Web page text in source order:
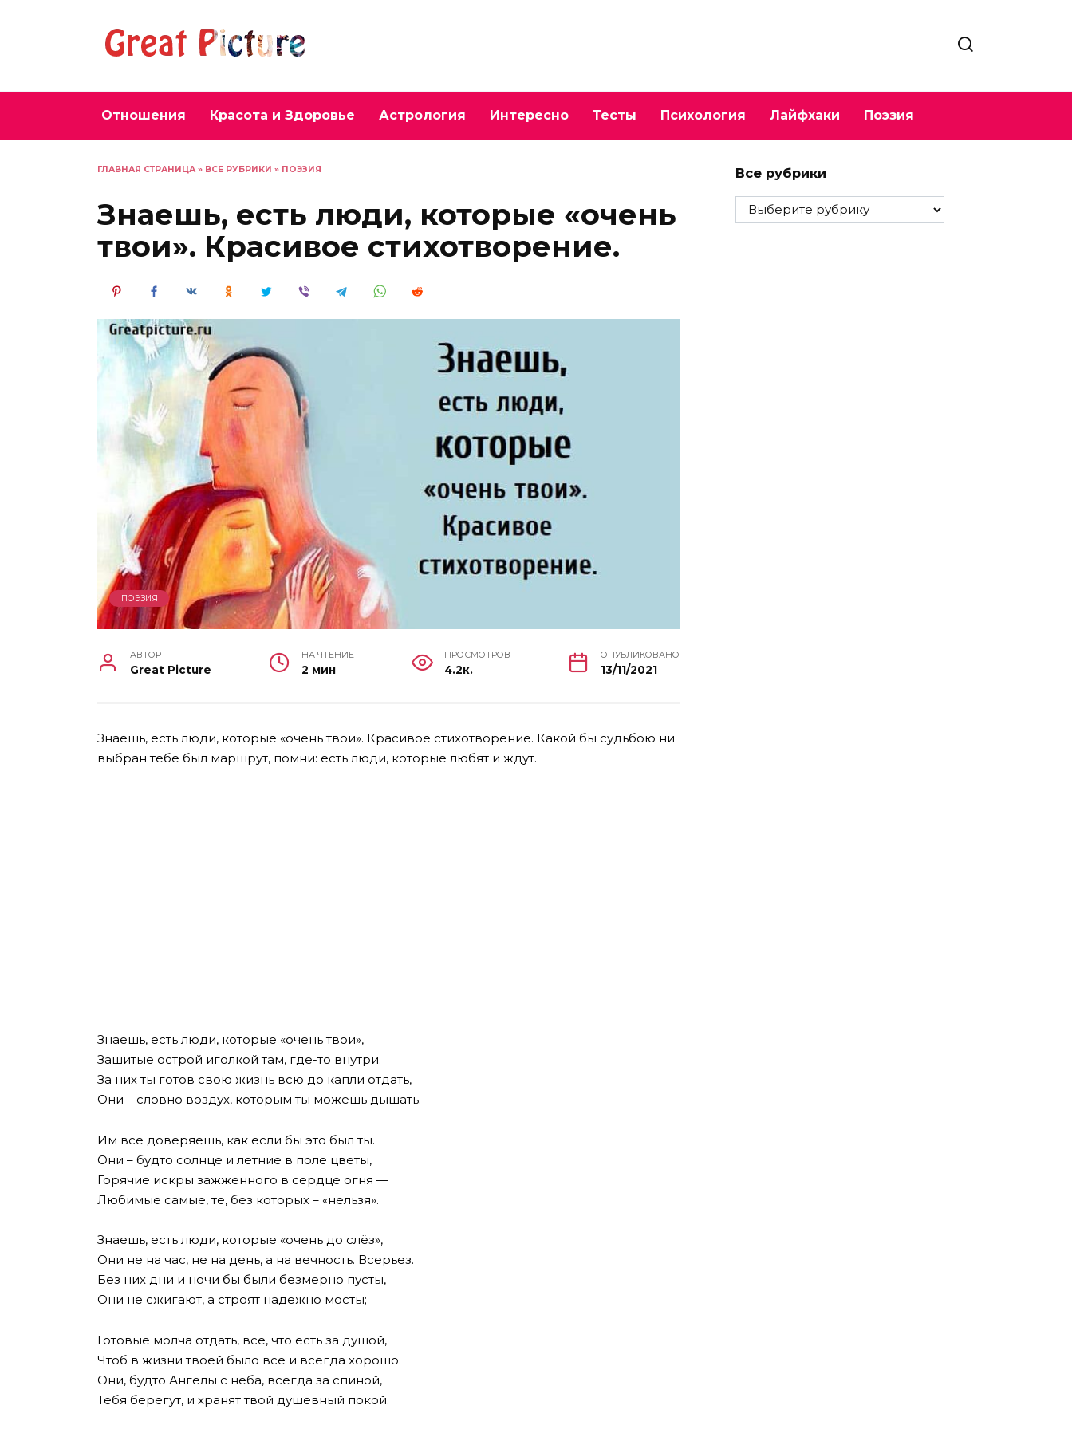
Отношения Красота и Здоровье Астрология Интересно Тесты Психология Лайфхаки Поэзия
ГЛАВНАЯ СТРАНИЦА » ВСЕ РУБРИКИ » ПОЭЗИЯ
Знаешь, есть люди, которые «очень
твои». Красивое стихотворение.
ПОЭЗИЯ
АВТОР
Great Picture
НА ЧТЕНИЕ
2 мин
ПРОСМОТРОВ
4.2к.
ОПУБЛИКОВАНО
13/11/2021
Знаешь, есть люди, которые «очень твои». Красивое стихотворение. Какой бы судьбою ни
выбран тебе был маршрут, помни: есть люди, которые любят и ждут.
Знаешь, есть люди, которые «очень твои»,
Зашитые острой иголкой там, где-то внутри.
За них ты готов свою жизнь всю до капли отдать,
Они – словно воздух, которым ты можешь дышать.
Им все доверяешь, как если бы это был ты.
Они – будто солнце и летние в поле цветы,
Горячие искры зажженного в сердце огня —
Любимые самые, те, без которых – «нельзя».
Знаешь, есть люди, которые «очень до слёз»,
Они не на час, не на день, а на вечность. Всерьез.
Без них дни и ночи бы были безмерно пусты,
Они не сжигают, а строят надежно мосты;
Готовые молча отдать, все, что есть за душой,
Чтоб в жизни твоей было все и всегда хорошо.
Они, будто Ангелы с неба, всегда за спиной,
Тебя берегут, и хранят твой душевный покой.
Все рубрики
Все
рубрики